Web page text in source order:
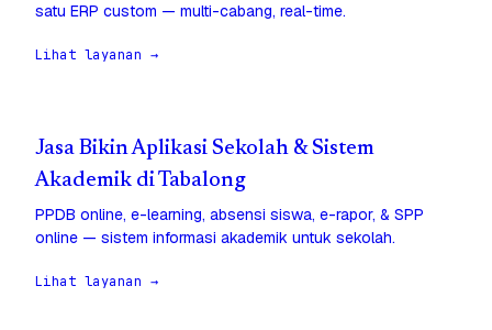
satu ERP custom — multi-cabang, real-time.
Lihat layanan →
Jasa Bikin Aplikasi Sekolah & Sistem
Akademik di Tabalong
PPDB online, e-learning, absensi siswa, e-rapor, & SPP
online — sistem informasi akademik untuk sekolah.
Lihat layanan →